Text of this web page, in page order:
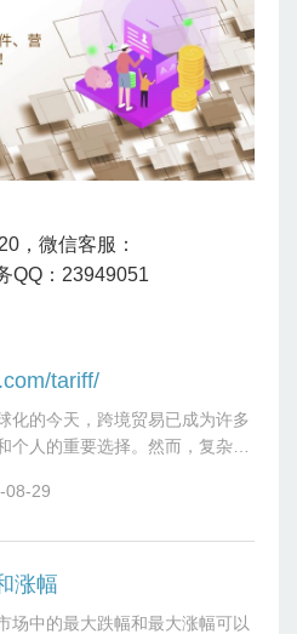
，微信客服：
QQ：23949051
tariff/
化的今天，跨境贸易已成为许多
个人的重要选择。然而，复杂的
幸好，有了
08-29
涨幅
场中的最大跌幅和最大涨幅可以